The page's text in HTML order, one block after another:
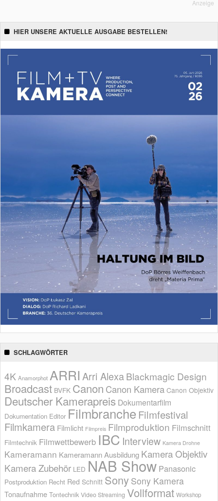
Anzeige
HIER UNSERE AKTUELLE AUSGABE BESTELLEN!
SCHLAGWÖRTER
4K Anamorphot ARRI Arri AlexaBlackmagic Design
Broadcast BVFK Canon Canon Kamera Canon Objektiv
Deutscher Kamerapreis Dokumentarfilm
Dokumentation Editor Filmbranche Filmfestival
Filmkamera Filmlicht Filmpreis Filmproduktion Filmschnitt
Filmtechnik Filmwettbewerb IBC Interview Kamera Drohne
Kameramann Kameramann Ausbildung Kamera Objektiv
Kamera Zubehör LED NAB Show Panasonic
Postproduktion Recht Red Schnitt Sony Sony Kamera
Tonaufnahme Tontechnik Video Streaming Vollformat Workshop